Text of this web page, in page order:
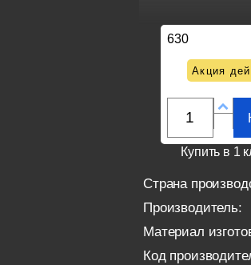
630
Акция
Купить в 1
Страна
Производитель:
Материал
Код